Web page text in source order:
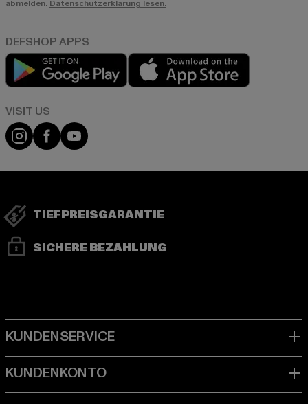
abmelden. Datenschutzerklärung lesen.
Play market
Visit our Instagram page:
Visit our Facebook page:
Visit our YouTube channel:
TIEFPREISGARANTIE
SICHERE BEZAHLUNG